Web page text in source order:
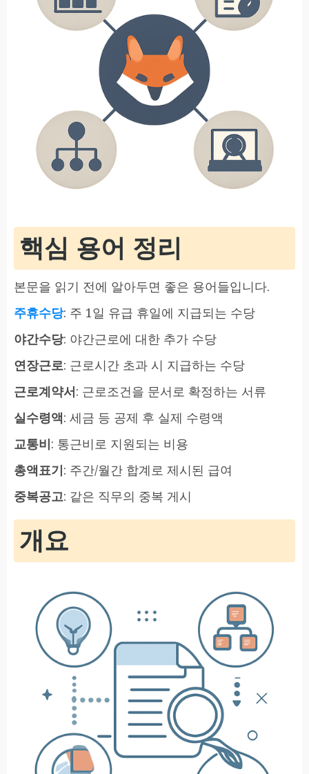
핵심 용어 정리
본문을 읽기 전에 알아두면 좋은 용어들입니다.
주휴수당: 주 1일 유급 휴일에 지급되는 수당
야간수당: 야간근로에 대한 추가 수당
연장근로: 근로시간 초과 시 지급하는 수당
근로계약서: 근로조건을 문서로 확정하는 서류
실수령액: 세금 등 공제 후 실제 수령액
교통비: 통근비로 지원되는 비용
총액표기: 주간/월간 합계로 제시된 급여
중복공고: 같은 직무의 중복 게시
개요